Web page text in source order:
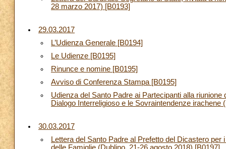
28 marzo 2017) [B0193]
29.03.2017
L’Udienza Generale [B0194]
Le Udienze [B0195]
Rinunce e nomine [B0195]
Avviso di Conferenza Stampa [B0195]
Udienza del Santo Padre ai Partecipanti alla
Dialogo Interreligioso e le Sovraintendenze
30.03.2017
Lettera del Santo Padre al Prefetto del Dicastero
delle Famiglie (Dublino, 21-26 agosto 2018) [B0197]